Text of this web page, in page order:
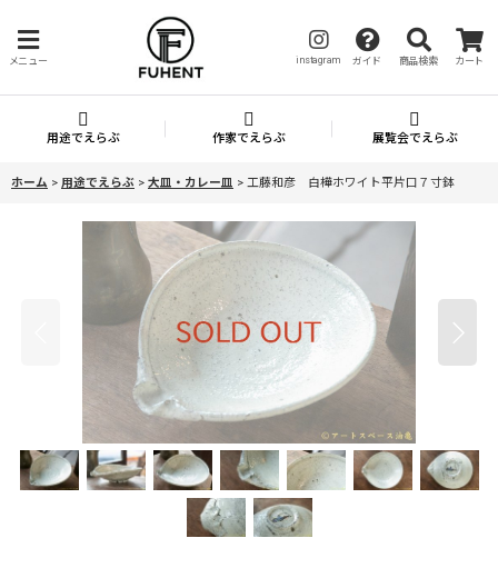
メニュー instagram ガイド 商品検索 カート
用途でえらぶ 作家でえらぶ 展覧会でえらぶ
ホーム > 用途でえらぶ > 大皿・カレー皿 > 工藤和彦 白樺ホワイト平片口７寸鉢